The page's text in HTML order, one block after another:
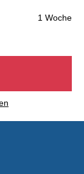
1 Woche